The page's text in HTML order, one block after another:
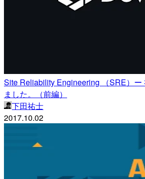
Site Reliability Engineering （SRE）ー
ました。（前編）
下田祐士
2017.10.02